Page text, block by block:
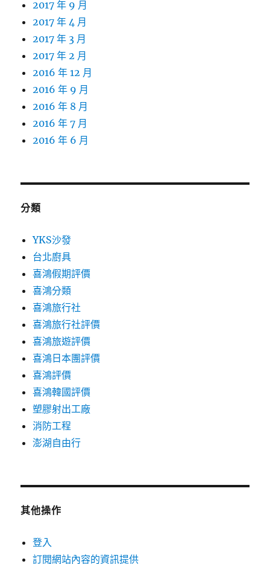
2017 年 9 月
2017 年 4 月
2017 年 3 月
2017 年 2 月
2016 年 12 月
2016 年 9 月
2016 年 8 月
2016 年 7 月
2016 年 6 月
分類
YKS沙發
台北廚具
喜鴻假期評價
喜鴻分類
喜鴻旅行社
喜鴻旅行社評價
喜鴻旅遊評價
喜鴻日本團評價
喜鴻評價
喜鴻韓國評價
塑膠射出工廠
消防工程
澎湖自由行
其他操作
登入
訂閱網站內容的資訊提供